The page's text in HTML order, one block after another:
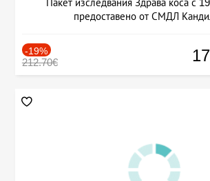
предоставено от СМДЛ
-19%
212.70€